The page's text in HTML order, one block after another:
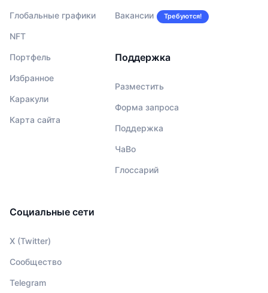
Глобальные графики
NFT
Портфель
Избранное
Каракули
Карта сайта
Вакансии Требуются!
Поддержка
Разместить
Форма запроса
Поддержка
ЧаВо
Глоссарий
Социальные сети
X (Twitter)
Сообщество
Telegram